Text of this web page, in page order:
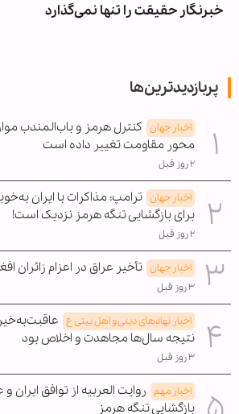
خبرنگار حقیقت را تنها نمی‌گذارد
پربازدیدترین‌ها
اخبار جهان کنترل هرمز و باب‌المندب
محور مقاومت تغییر داده است
۲ روز قبل
اخبار جهان ترامپ: مذاکرات با ایران
برای بازگشایی تنگه هرمز نزدیک است!
۲ روز قبل
اخبار جهان تأخیر عراق در اعزام زائران
۳ روز قبل
اخبار نهادهای دینی و اهل بیتی ع
نتیجه سال‌ها مجاهدت و اخلاص بود
۳ روز قبل
اخبار مهم روایت العربیه از توافق
بازگشایی تنگه هرمز